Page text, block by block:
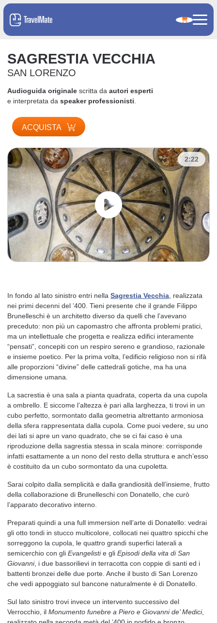
SAGRESTIA VECCHIA
SAN LORENZO
Audioguida originale scritta da autori esperti
e interpretata da speaker professionisti
ACQUISTA
2:22
In fondo al lato sinistro entri nella Sagrestia Vecchia , realizzata
nei primi decenni del ’400. Tieni presente che il grande Filippo
Brunelleschi è un architetto diverso da quelli che l’avevano
preceduto: non più un capomastro che affronta problemi pratici,
ma un intellettuale che progetta e realizza edifici interamente
“pensati”, concepiti con un respiro sereno e grandioso, razionale
e insieme poetico. Per la prima volta, l’edificio religioso non si rifà
alle proporzioni “divine” delle cattedrali gotiche, ma ha una
dimensione umana.
La sacrestia è una sala a pianta quadrata, coperta da una cupola
a ombrello. E siccome l’altezza è pari alla larghezza, ti trovi in un
cubo perfetto, sormontato dalla geometria altrettanto armoniosa
della sfera rappresentata dalla cupola. Come puoi vedere, su uno
dei lati si apre un vano quadrato, che se ci fai caso è una
riproduzione della sagrestia stessa in scala minore: corrisponde
infatti esattamente a un nono del resto della struttura e anch’esso
è costituito da un cubo sormontato da una cupoletta.
Sarai colpito dalla semplicità e dalla grandiosità dell’insieme, frutto
della collaborazione di Brunelleschi con Donatello, che curò
l’apparato decorativo interno.
Preparati quindi a una full immersion nell’arte di Donatello: vedrai
gli otto tondi in stucco multicolore, collocati nei quattro spicchi che
sorreggono la cupola, le quattro grandi superfici laterali a
semicerchio con gli Evangelistie gli Episodi della vita di San
Giovanni, i due bassorilievi in terracotta con coppie di santi ed i
battenti bronzei delle due porte. Anche il busto di San Lorenzo
che vedi appoggiato sul bancone naturalmente è di Donatello.
Sul lato sinistro trovi invece un intervento successivo del
Verrocchio, il Monumento funebre a Piero e Giovanni de’ Medici,